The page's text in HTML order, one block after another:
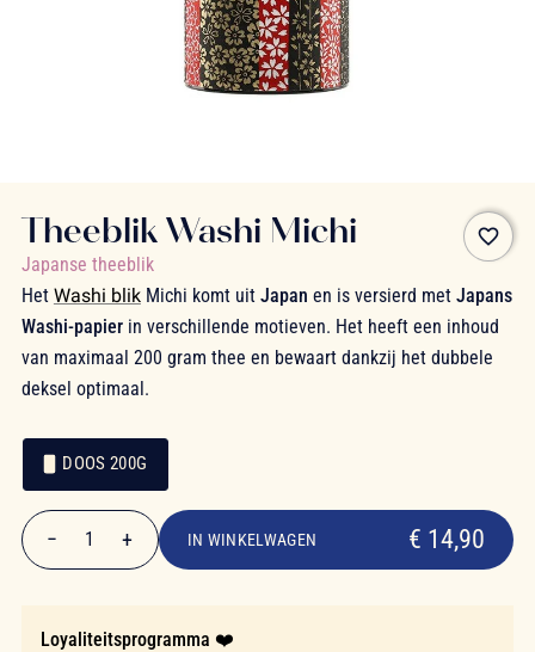
favorite_border
Theeblik Washi Michi
Japanse theeblik
Het Washi blikMichi komt uit Japan en is versierd met Japans
Washi-papierin verschillende motieven. Het heeft een inhoud
van maximaal 200 gram thee en bewaart dankzij het dubbele
deksel optimaal.
Verpakking
Verpakking
DOOS 200G
€ 14,90
− 1 + IN WINKELWAGEN € 14,90
Loyaliteitsprogramma ❤️